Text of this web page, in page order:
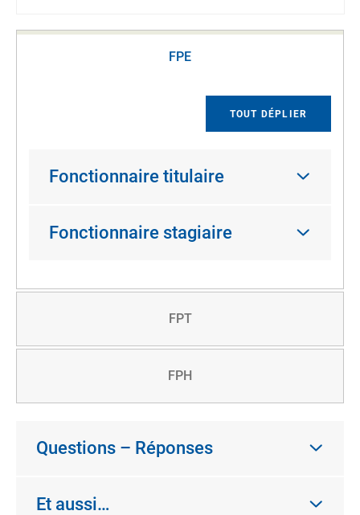
FPE
TOUT DÉPLIER
Fonctionnaire titulaire
Fonctionnaire stagiaire
FPT
FPH
Questions – Réponses
Et aussi…